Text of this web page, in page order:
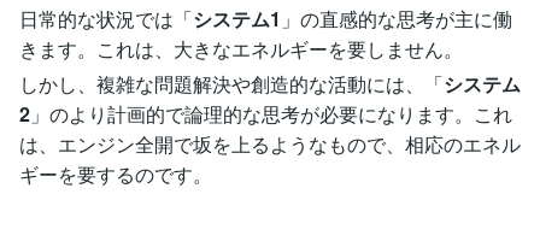
日常的な状況では「システム1 」の直感的な思考が主に働
きます。これは、大きなエネルギーを要しません。
しかし、複雑な問題解決や創造的な活動には、「システム
2 」のより計画的で論理的な思考が必要になります。これ
は、エンジン全開で坂を上るようなもので、相応のエネル
ギーを要するのです。